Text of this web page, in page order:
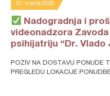
01. srpnja 2026.
Nadogradnja i
videonadzora
psihijatriju “Dr. Vlado
POZIV NA DOSTAVU PONUDE TROŠKOVNIK IZJAVA O
PREGLEDU LOKACIJE